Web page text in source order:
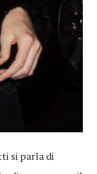
si parla di